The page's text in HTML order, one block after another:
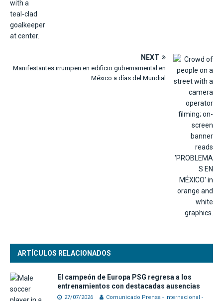
NEXT
Manifestantes irrumpen en edificio gubernamental en
México a días del Mundial
ARTÍCULOS RELACIONADOS
El campeón de Europa PSG regresa a los
entrenamientos con destacadas ausencias
27/07/2026
Comunicado Prensa - Internacional -